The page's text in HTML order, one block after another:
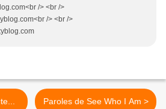
/> <br />
/> <br />
Paroles de See Who I Am >